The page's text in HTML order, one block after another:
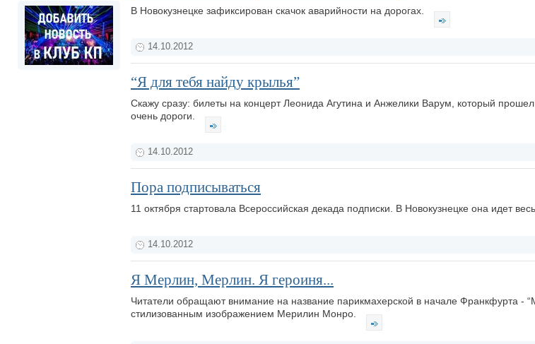
В Новокузнецке зафиксирован скачок аварийности на дорогах.
14.10.2012
“Я для тебя найду крылья”
Скажу сразу: билеты на концерт Леонида Агутина и Анжелики Варум, который
очень дороги.
14.10.2012
Пора подписываться
11 октября стартовала Всероссийская декада подписки. В Новокузнецке она идет
14.10.2012
Я Мерлин, Мерлин. Я героиня...
Читатели обращают внимание на название парикмахерской в начале Франкфурта -
стилизованным изображением Мерилин Монро.